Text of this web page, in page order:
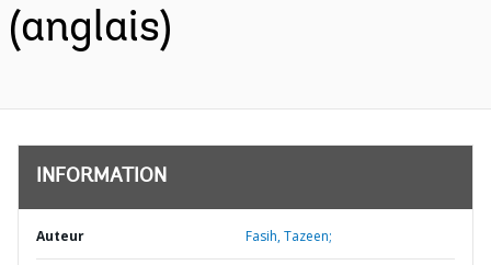
(anglais)
INFORMATION
Auteur Fasih, Tazeen;